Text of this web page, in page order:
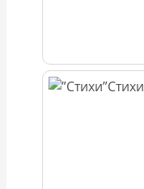
Стихи